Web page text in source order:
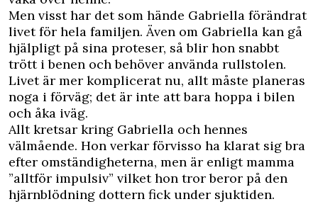
Men visst har det som hände Gabriella förändrat
livet för hela familjen. Även om Gabriella kan gå
hjälpligt på sina proteser, så blir hon snabbt
trött i benen och behöver använda rullstolen.
Livet är mer komplicerat nu, allt måste planeras
noga i förväg; det är inte att bara hoppa i bilen
och åka iväg.
Allt kretsar kring Gabriella och hennes
välmående. Hon verkar förvisso ha klarat sig bra
efter omständigheterna, men är enligt mamma
”alltför impulsiv” vilket hon tror beror på den
hjärnblödning dottern fick under sjuktiden.